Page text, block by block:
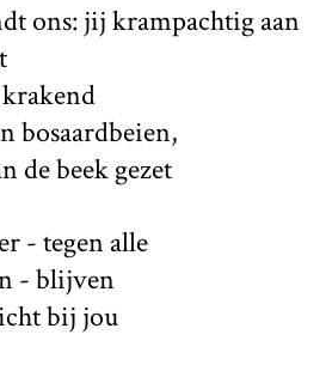
ons: jij krampachtig aan
bosaardbeien,
de beek gezet
- tegen alle
- blijven
bij jou